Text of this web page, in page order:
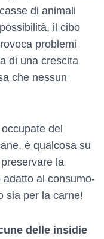
di animali
il cibo
problemi
di una crescita
che nessun
del
è qualcosa su
la
al consumo-
sia per la carne!
delle insidie